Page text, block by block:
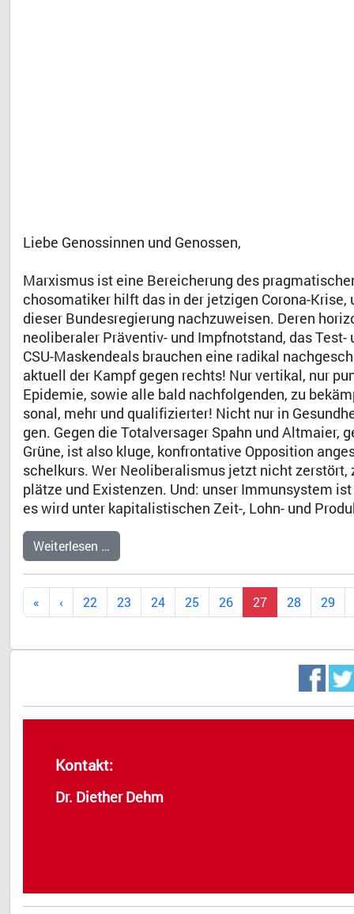
Liebe Genossinnen und Genossen,
Marxismus ist eine Bereicherung des
chosomatiker hilft das in der jetzigen Corona-
dieser Bundesregierung nachzuweisen. Deren
neoliberaler Präventiv- und Impfnotstand, das
CSU-Maskendeals brauchen eine radikal
aktuell der Kampf gegen rechts! Nur vertikal, nur
Epidemie, sowie alle bald nachfolgenden, zu
sonal, mehr und qualifizierter! Nicht nur in
gen. Gegen die Totalversager Spahn und Altmaier,
Grüne, ist also kluge, konfrontative Opposition
schelkurs. Wer Neoliberalismus jetzt nicht
plätze und Existenzen. Und: unser Immunsystem
es wird unter kapitalistischen Zeit-, Lohn- und
Weiterlesen …
22 23 24 25 26 27 28 29
Kontakt:
Dr. Diether Dehm